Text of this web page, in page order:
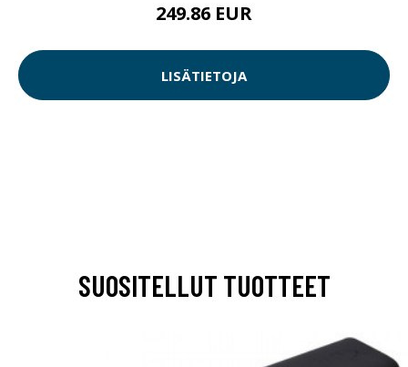
249.86 EUR
LISÄTIETOJA
SUOSITELLUT TUOTTEET